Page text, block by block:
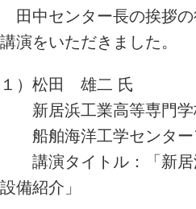
田中センター長の挨拶
講演をいただきました。
１）松田 雄二 氏
新居浜工業高等専門学
船舶海洋工学センター
講演タイトル：「新
設備紹介」